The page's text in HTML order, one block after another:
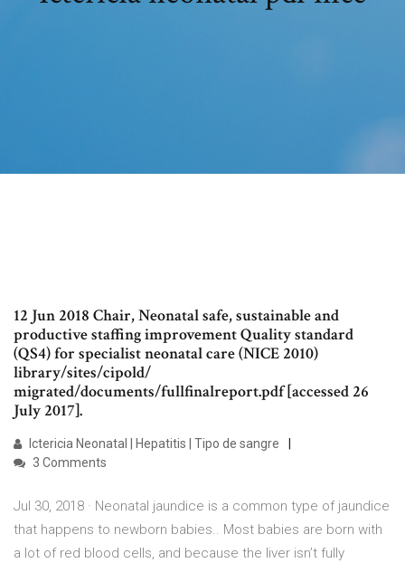
12 Jun 2018 Chair, Neonatal safe, sustainable and
productive staffing improvement Quality standard
(QS4) for specialist neonatal care (NICE 2010)
library/sites/cipold/
migrated/documents/fullfinalreport.pdf [accessed 26
July 2017].
Ictericia Neonatal | Hepatitis | Tipo de sangre
3 Comments
Jul 30, 2018 · Neonatal jaundice is a common type of jaundice
that happens to newborn babies.. Most babies are born with
a lot of red blood cells, and because the liver isn’t fully